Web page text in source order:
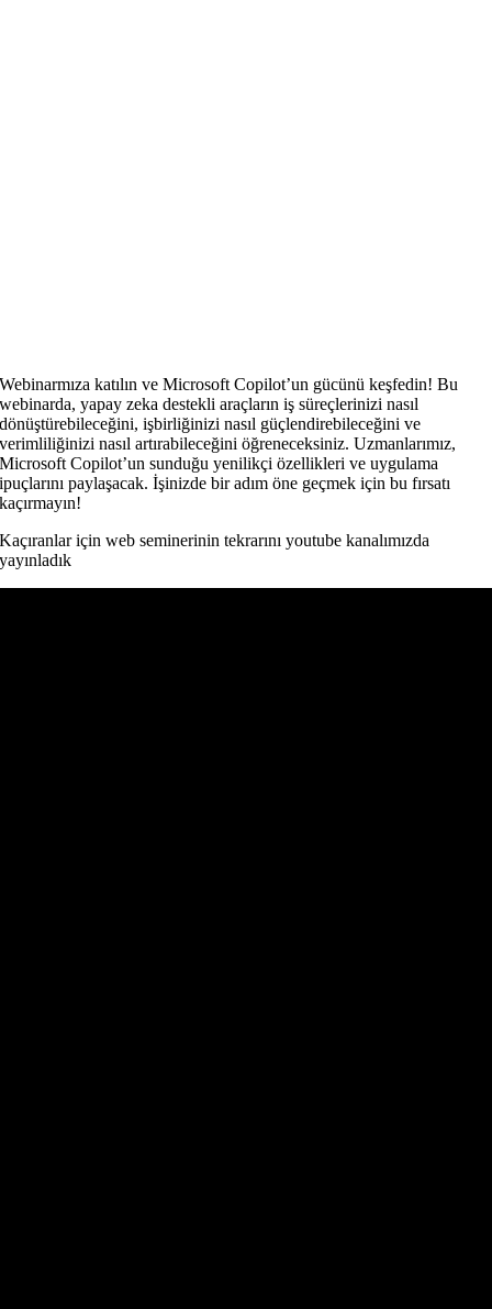
Webinarmıza katılın ve Microsoft Copilot’un gücünü keşfedin! Bu
webinarda, yapay zeka destekli araçların iş süreçlerinizi nasıl
dönüştürebileceğini, işbirliğinizi nasıl güçlendirebileceğini ve
verimliliğinizi nasıl artırabileceğini öğreneceksiniz. Uzmanlarımız,
Microsoft Copilot’un sunduğu yenilikçi özellikleri ve uygulama
ipuçlarını paylaşacak. İşinizde bir adım öne geçmek için bu fırsatı
kaçırmayın!
Kaçıranlar için web seminerinin tekrarını youtube kanalımızda
yayınladık